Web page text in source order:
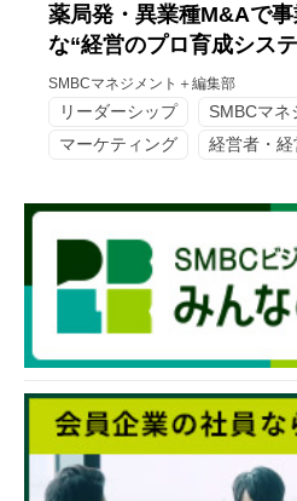
薬局発・異業種M&Aで
な“経営のプロ育成シス
SMBCマネジメント＋編集部
リーダーシップ
SMBCマネ
マーケティング
経営者・